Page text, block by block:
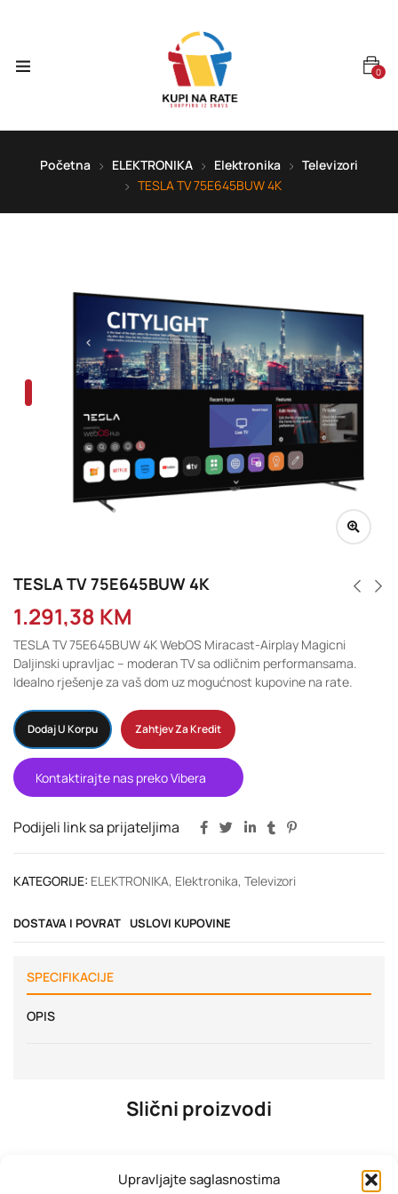
Upravljajte saglasnostima
0
Početna ELEKTRONIKA Elektronika
Televizori
TESLA TV 75E645BUW 4K
TESLA TV 75E645BUW 4K
1.291,38 KM
TESLA TV 75E645BUW 4K WebOS Miracast-Airplay Magicni
Daljinski upravljac – moderan TV sa odličnim performansama.
Idealno rješenje za vaš dom uz mogućnost kupovine na rate.
Dodaj U Korpu Zahtjev Za Kredit
Kontaktirajte nas preko Vibera
Podijeli link sa prijateljima
KATEGORIJE: ELEKTRONIKA, Elektronika, Televizori
DOSTAVA I POVRAT USLOVI KUPOVINE
SPECIFIKACIJE
OPIS
Slični proizvodi